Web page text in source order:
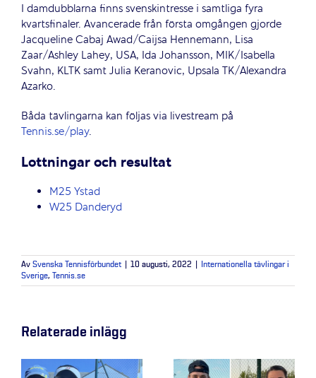
I damdubblarna finns svenskintresse i samtliga fyra
kvartsfinaler. Avancerade från första omgången gjorde
Jacqueline Cabaj Awad/Caijsa Hennemann, Lisa
Zaar/Ashley Lahey, USA, Ida Johansson, MIK/Isabella
Svahn, KLTK samt Julia Keranovic, Upsala TK/Alexandra
Azarko.
Båda tävlingarna kan följas via livestream på
Tennis.se/play.
Lottningar och resultat
M25 Ystad
W25 Danderyd
Av Svenska Tennisförbundet 10 augusti, 2022
Internationella tävlingar i
Sverige, Tennis.se
Relaterade inlägg